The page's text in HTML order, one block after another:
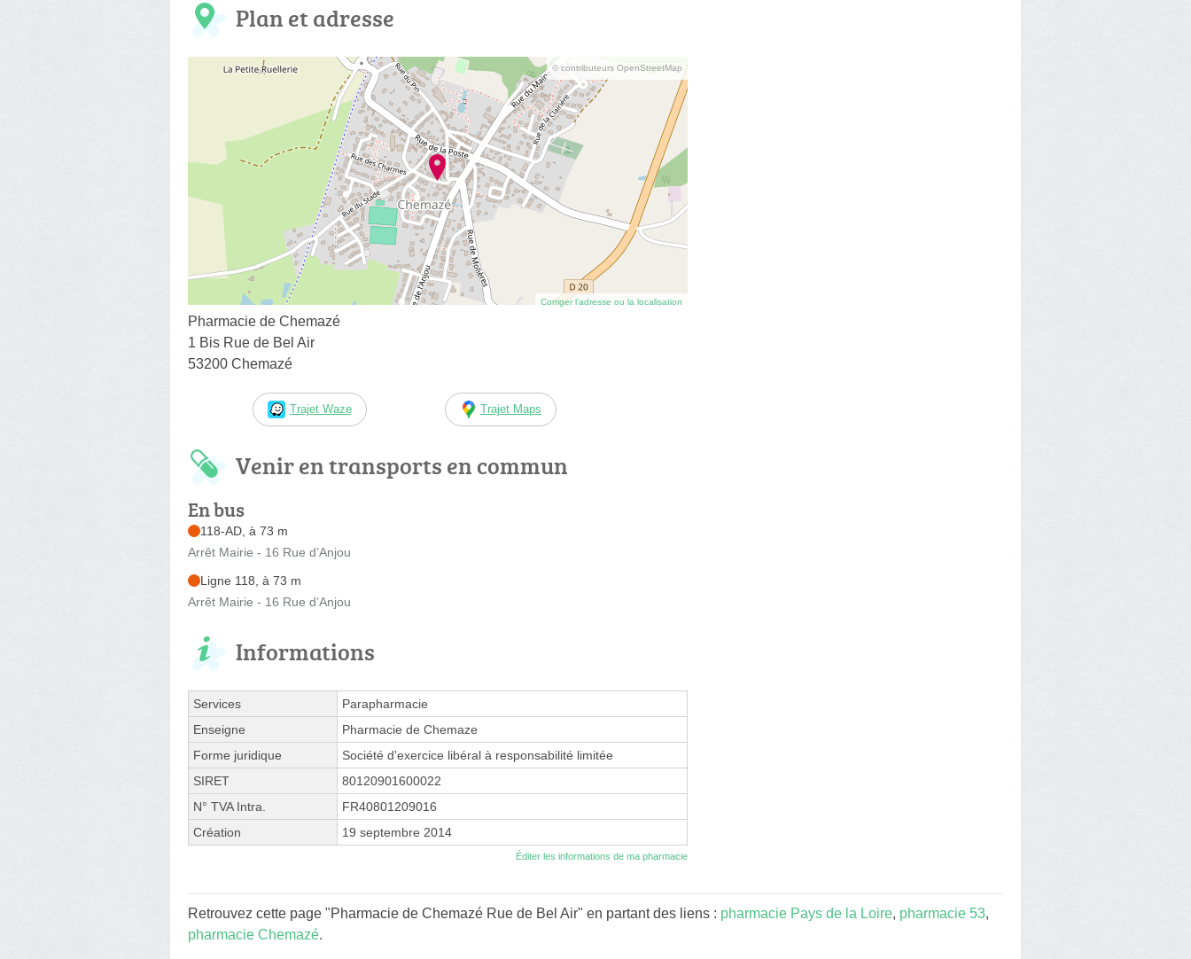
Plan et adresse
© contributeurs OpenStreetMap
Corriger l’adresse ou la localisation
Pharmacie de Chemazé
1 Bis Rue de Bel Air
53200 Chemazé
Trajet Waze Trajet Maps
Venir en transports en commun
En bus
118-AD, à 73 m
Arrêt Mairie - 16 Rue d’Anjou
Ligne 118, à 73 m
Arrêt Mairie - 16 Rue d’Anjou
Informations
Services
Parapharmacie
Enseigne
Pharmacie de Chemaze
Forme juridique
Société d'exercice libéral à responsabilité limitée
SIRET
80120901600022
N° TVA Intra.
FR40801209016
Création
19 septembre 2014
Éditer les informations de ma pharmacie
Retrouvez cette page "Pharmacie de Chemazé Rue de Bel Air" en partant des liens : pharmacie Pays de la Loire, pharmacie 53,
pharmacie Chemazé.